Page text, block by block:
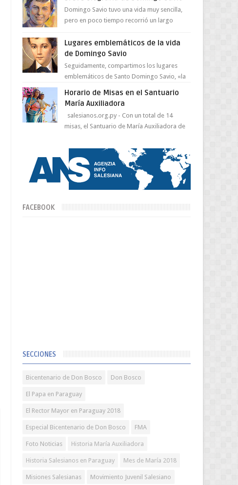
Domingo Savio tuvo una vida muy sencilla,
pero en poco tiempo recorrió un largo
Espíritu Santo y fr...
Lugares emblemáticos de la vida
de Domingo Savio
Seguidamente, compartimos los lugares
emblemáticos de Santo Domingo Savio, «la
Bosco». San Giovann...
Horario de Misas en el Santuario
María Auxiliadora
salesianos.org.py - Con un total de 14
misas, el Santuario de María Auxiliadora de
Santa Patr...
FACEBOOK
SECCIONES
Bicentenario de Don Bosco Don Bosco
El Papa en Paraguay
El Rector Mayor en Paraguay 2018
Especial Bicentenario de Don Bosco FMA
Foto Noticias Historia María Auxiliadora
Historia Salesianos en Paraguay Mes de María 2018
Misiones Salesianas Movimiento Juvenil Salesiano